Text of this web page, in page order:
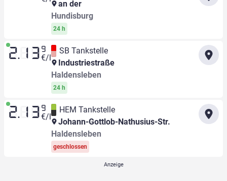
an der
Hundisburg
24 h
2.13 9
€/l
SB Tankstelle
Industriestraße
Haldensleben
24 h
2.13 9
€/l
HEM Tankstelle
Johann-Gottlob-Nathusius-Str.
Haldensleben
geschlossen